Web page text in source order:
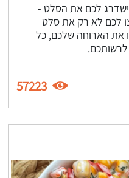
לכם את הסלט -
לכם לא רק את סלט
את הארוחה שלכם, כל
לרשותכם.
57223